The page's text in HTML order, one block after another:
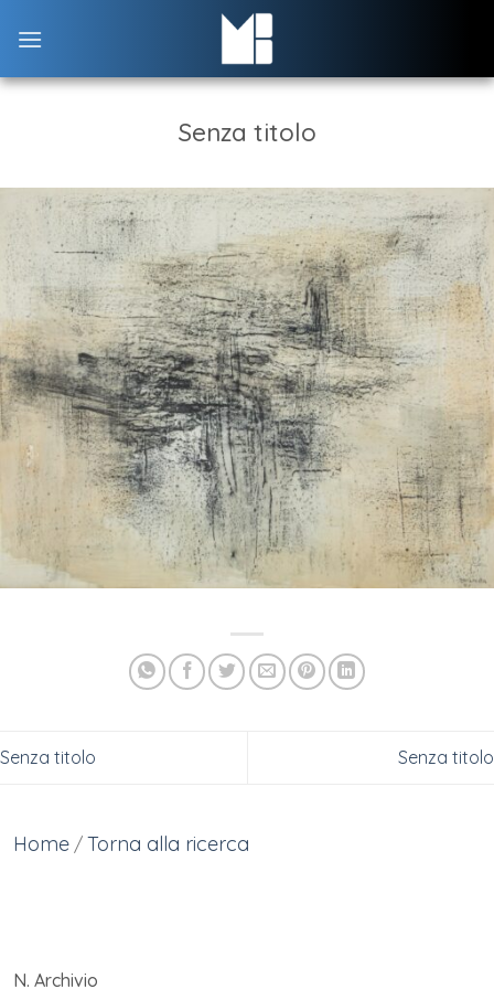
Senza titolo
Senza titolo Senza titolo
Home / Torna alla ricerca
N. Archivio